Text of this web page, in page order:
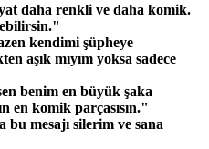
daha renkli ve daha komik.
kendimi şüpheye
aşık mıyım yoksa sadece
benim en büyük şaka
en komik parçasısın."
mesajı silerim ve sana